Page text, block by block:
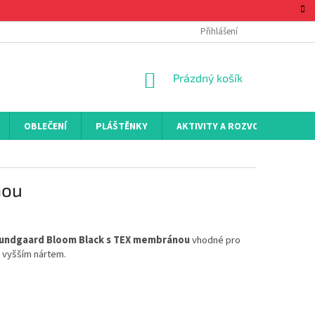
Přihlášení
NÁKUPNÍ
Prázdný košík
OBLEČENÍ PLÁŠTĚNKY AKTIVITY A ROZVOJ
Bloom Black s TEX membránouvhodné pro
nártem.